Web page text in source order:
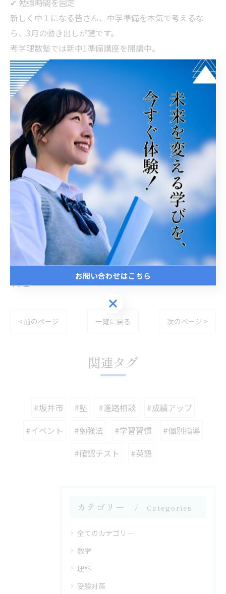
✔ 勉強時間を固定
新しく中１になる皆さん、中学準備を本気で考えるな
ら、3月の動き出しが鍵です。
考学理数塾では新中1準備講座を開講中。
最初のテストで成功体験を作りましょう。
--------------------------------------------------------------------
--
考学理数塾
福井県坂井市春江町随応寺16-11
アルプラザ・アミ2階
電話番号:0776-51-5389
坂井市で中学生の生徒さんを支援
--------------------------------------------------------------------
中学生
< 前のページ 一覧に戻る 次のページ >
関連タグ
#坂井市 #塾 #進路相談
#成績アップ
#イベント
#勉強法 #学習習慣
#個別指導
#確認テスト
#英語
カテゴリー Categories
全てのカテゴリー
数学
理科
受験対策
お問い合わせはこちら
お問い合わせはこちら